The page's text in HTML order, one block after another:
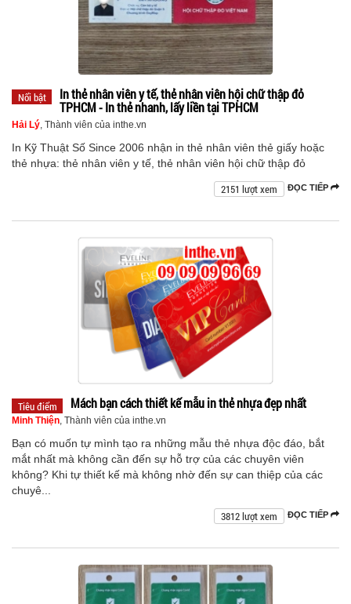
Nổi bật
In thẻ nhân viên y tế, thẻ nhân viên hội chữ thập đỏ
TPHCM - In thẻ nhanh, lấy liền tại TPHCM
Hải Lý, Thành viên của inthe.vn
In Kỹ Thuật Số Since 2006 nhận in thẻ nhân viên thẻ giấy hoặc
thẻ nhựa: thẻ nhân viên y tế, thẻ nhân viên hội chữ thập đỏ
ĐỌC TIẾP
2151 lượt xem
Tiêu điểm Mách bạn cách thiết kế mẫu in thẻ nhựa đẹp nhất
Minh Thiện, Thành viên của inthe.vn
Bạn có muốn tự mình tạo ra những mẫu thẻ nhựa độc đáo, bắt
mắt nhất mà không cần đến sự hỗ trợ của các chuyên viên
không? Khi tự thiết kế mà không nhờ đến sự can thiệp của các
chuyê...
ĐỌC TIẾP
3812 lượt xem